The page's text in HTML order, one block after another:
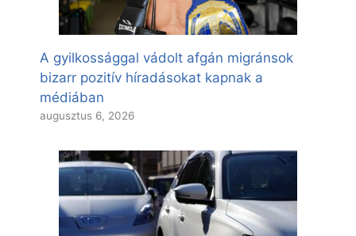
A gyilkossággal vádolt afgán migránsok
bizarr pozitív híradásokat kapnak a
médiában
augusztus 6, 2026